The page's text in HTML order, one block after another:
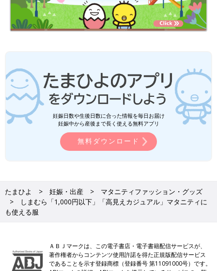
妊娠日数や生後日数に合った情報を毎日お届け
妊娠中から産後まで長く使える無料アプリ
無料ダウンロード
たまひよ 妊娠・出産
マタニティファッション・グッズ
しまむら「1,000円以下」「高見えカジュアル」マタニティに
も使える服
ＡＢＪマークは、この電子書店・電子書籍配信サービスが、
著作権者からコンテンツ使用許諾を得た正規版配信サービス
であることを示す登録商標（登録番号 第11091000号）です。